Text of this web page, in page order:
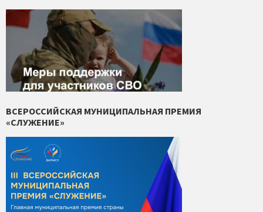
ВСЕРОССИЙСКАЯ МУНИЦИПАЛЬНАЯ ПРЕМИЯ
«СЛУЖЕНИЕ»